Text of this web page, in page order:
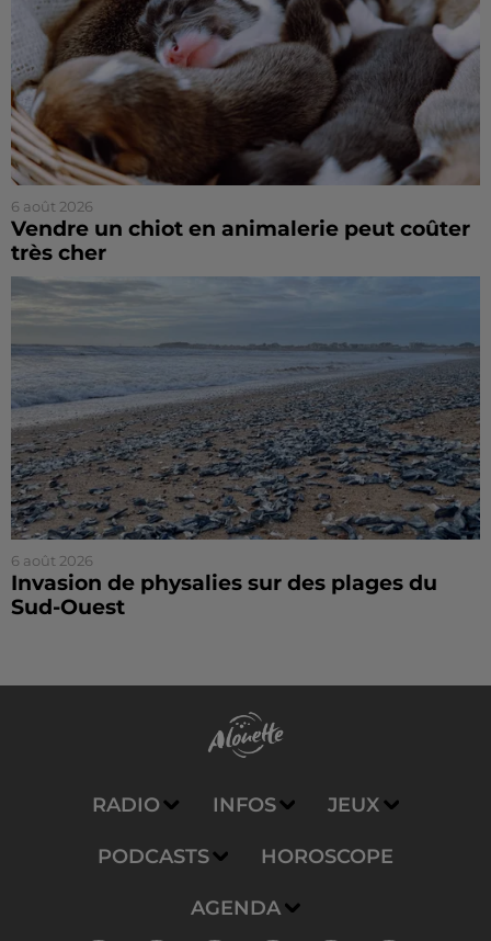
6 août 2026
Vendre un chiot en animalerie peut coûter
très cher
6 août 2026
Invasion de physalies sur des plages du
Sud-Ouest
RADIO INFOS JEUX
PODCASTS HOROSCOPE
AGENDA